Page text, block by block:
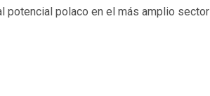
potencial polaco en el más amplio